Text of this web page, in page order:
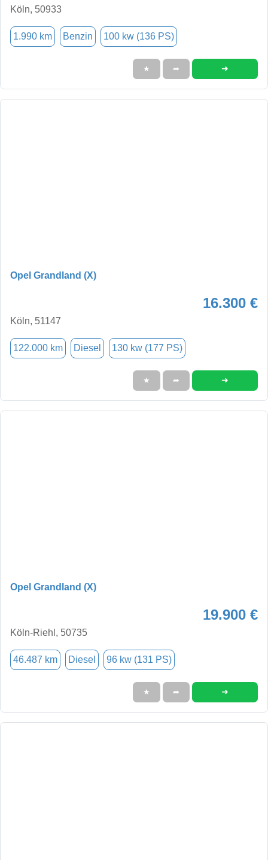
Köln, 50933
1.990 km Benzin 100 kw (136 PS)
★ ➦ ➜
Opel Grandland (X)
16.300 €
Köln, 51147
122.000 km Diesel 130 kw (177 PS)
★ ➦ ➜
Opel Grandland (X)
19.900 €
Köln-Riehl, 50735
46.487 km Diesel 96 kw (131 PS)
★ ➦ ➜